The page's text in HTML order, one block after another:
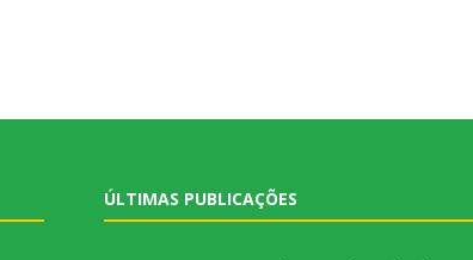
ÚLTIMAS PUBLICAÇÕES